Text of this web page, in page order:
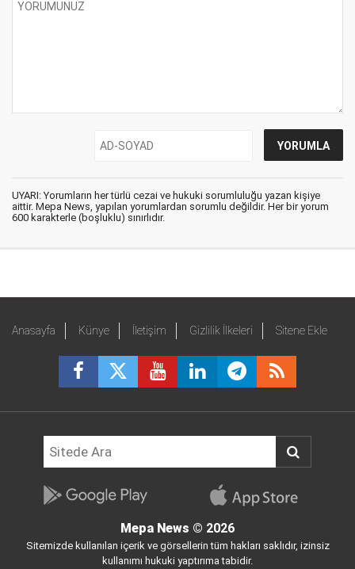
UYARI: Yorumların her türlü cezai ve hukuki sorumluluğu yazan kişiye
aittir. Mepa News, yapılan yorumlardan sorumlu değildir. Her bir yorum
600 karakterle (boşluklu) sınırlıdır.
Anasayfa Künye İletişim Gizlilik İlkeleri Sitene Ekle
Mepa News © 2026
Sitemizde kullanılan içerik ve görsellerin tüm hakları saklıdır, izinsiz
kullanımı hukuki yaptırıma tabidir.